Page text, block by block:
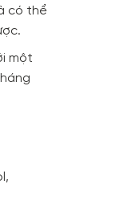
có thể
một